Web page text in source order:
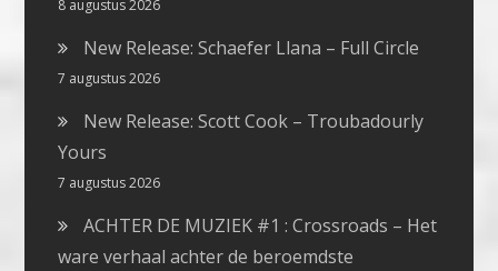
8 augustus 2026
New Release: Schaefer Llana – Full Circle
7 augustus 2026
New Release: Scott Cook – Troubadourly
Yours
7 augustus 2026
ACHTER DE MUZIEK #1 : Crossroads – Het
ware verhaal achter de beroemdste